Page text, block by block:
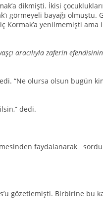
dikmişti. İkisi
görmeyeli bayağı olmuştu.
Kormak’a yenilmemişti
aracılıyla zaferin
“Ne olursa olsun bugün
dedi.
faydalanarak
gözetlemişti. Birbirine bu